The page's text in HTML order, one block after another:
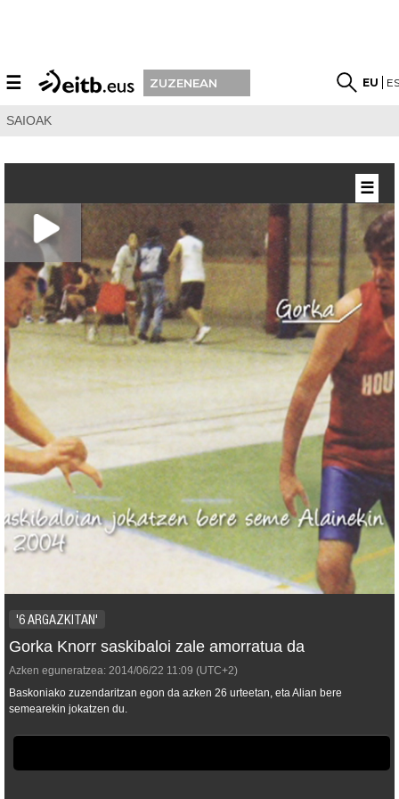
☰ ZUZENEAN EU
SAIOAK
'6 ARGAZKITAN'
Gorka Knorr saskibaloi zale amorratua da
Azken eguneratzea: 2014/06/22 11:09 (UTC+2)
Baskoniako zuzendaritzan egon da azken 26 urteetan, eta Alian bere
semearekin jokatzen du.
☰